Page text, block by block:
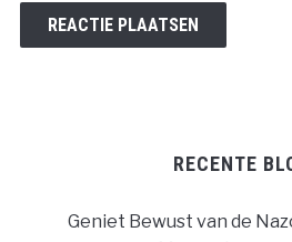
RECENTE
Geniet Bewust van de